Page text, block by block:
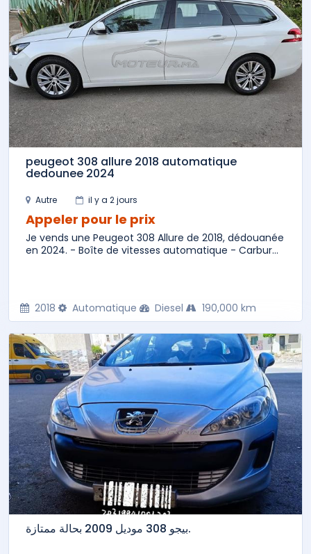
peugeot 308 allure 2018 automatique
dedounee 2024
Autre il y a 2 jours
Appeler pour le prix
Je vends une Peugeot 308 Allure de 2018, dédouanée
en 2024. - Boîte de vitesses automatique - Carbur...
2018 Automatique Diesel 190,000 km
بيجو 308 موديل 2009 بحالة ممتازة.